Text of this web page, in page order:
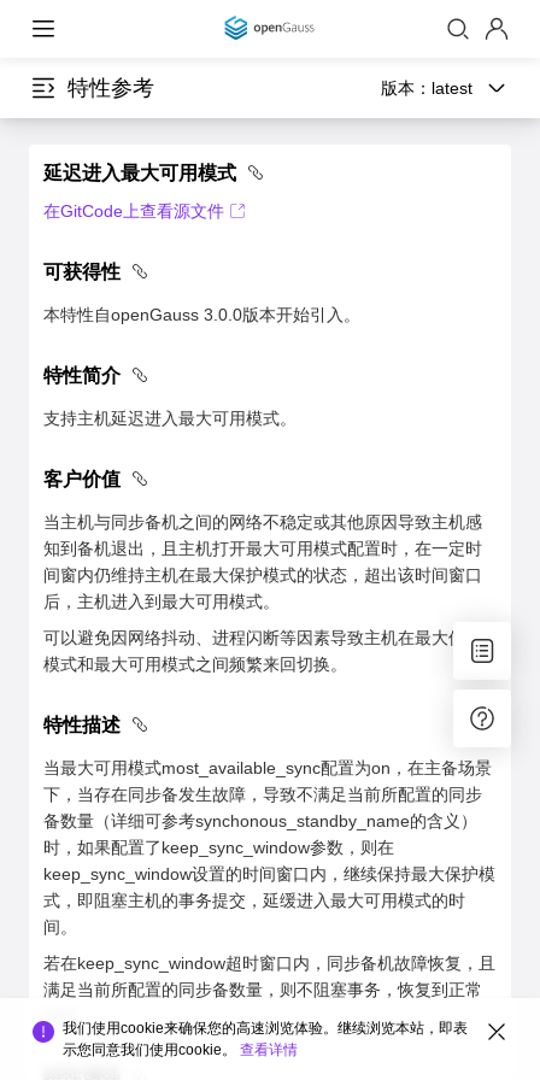
特性参考 版本： latest
延迟进入最大可用模式
在GitCode上查看源文件
可获得性
本特性自openGauss 3.0.0版本开始引入。
特性简介
支持主机延迟进入最大可用模式。
客户价值
当主机与同步备机之间的网络不稳定或其他原因导致主机感
知到备机退出，且主机打开最大可用模式配置时，在一定时
间窗内仍维持主机在最大保护模式的状态，超出该时间窗口
后，主机进入到最大可用模式。
可以避免因网络抖动、进程闪断等因素导致主机在最大保护
模式和最大可用模式之间频繁来回切换。
特性描述
当最大可用模式most_available_sync配置为on，在主备场景
下，当存在同步备发生故障，导致不满足当前所配置的同步
备数量（详细可参考synchonous_standby_name的含义）
时，如果配置了keep_sync_window参数，则在
keep_sync_window设置的时间窗口内，继续保持最大保护模
式，即阻塞主机的事务提交，延缓进入最大可用模式的时
间。
若在keep_sync_window超时窗口内，同步备机故障恢复，且
满足当前所配置的同步备数量，则不阻塞事务，恢复到正常
我们使用cookie来确保您的高速浏览体验。继续浏览本站，即表
示您同意我们使用cookie。 查看详情